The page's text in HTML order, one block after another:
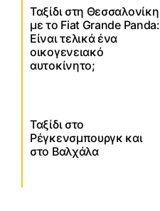
Ταξίδι στη Θεσσαλονίκη
με το Fiat Grande Panda:
Είναι τελικά ένα
οικογενειακό
αυτοκίνητο;
Ταξίδι στο
Ρέγκενσμπουργκ και
στο Βαλχάλα